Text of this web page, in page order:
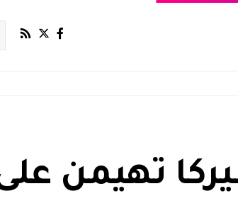
تهيمن